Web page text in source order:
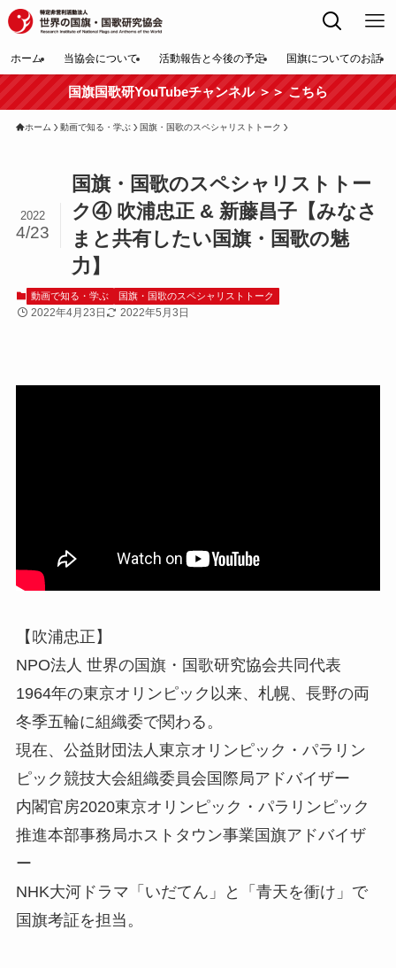
ホーム 当協会について 活動報告と今後の予定 国旗についてのお話
国旗国歌研YouTubeチャンネル ＞＞ こちら
ホーム 動画で知る・学ぶ 国旗・国歌のスペシャリストトーク
国旗・国歌のスペシャリストトー
ク④ 吹浦忠正 & 新藤昌子【みなさ
まと共有したい国旗・国歌の魅
力】
2022
4/23
動画で知る・学ぶ 国旗・国歌のスペシャリストトーク
2022年4月23日 2022年5月3日
【吹浦忠正】
NPO法人 世界の国旗・国歌研究協会共同代表
1964年の東京オリンピック以来、札幌、長野の両
冬季五輪に組織委で関わる。
現在、公益財団法人東京オリンピック・パラリン
ピック競技大会組織委員会国際局アドバイザー
内閣官房2020東京オリンピック・パラリンピック
推進本部事務局ホストタウン事業国旗アドバイザ
ー
NHK大河ドラマ「いだてん」と「青天を衝け」で
国旗考証を担当。